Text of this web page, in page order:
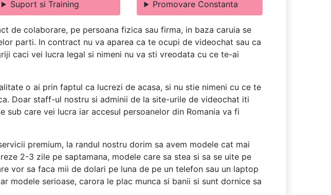
Suport si Training Promovare Constanta
de colaborare, pe persoana fizica sau firma, in baza caruia se
parti. In contract nu va aparea ca te ocupi de videochat sau ca
caci vei lucra legal si nimeni nu va sti vreodata cu ce te-ai
o ai prin faptul ca lucrezi de acasa, si nu stie nimeni cu ce te
Doar staff-ul nostru si adminii de la site-urile de videochat iti
care vei lucra iar accesul persoanelor din Romania va fi
premium, la randul nostru dorim sa avem modele cat mai
2-3 zile pe saptamana, modele care sa stea si sa se uite pe
vor sa faca mii de dolari pe luna de pe un telefon sau un laptop
modele serioase, carora le plac munca si banii si sunt dornice sa